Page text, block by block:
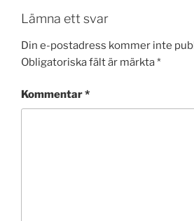
Lämna ett svar
Din e-postadress kommer inte
Obligatoriska fält är märkta*
Kommentar*